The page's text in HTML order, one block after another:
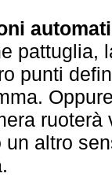
pattuglia,
punti
ruoterà
un altro